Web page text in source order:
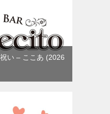
い – ここあ
2026